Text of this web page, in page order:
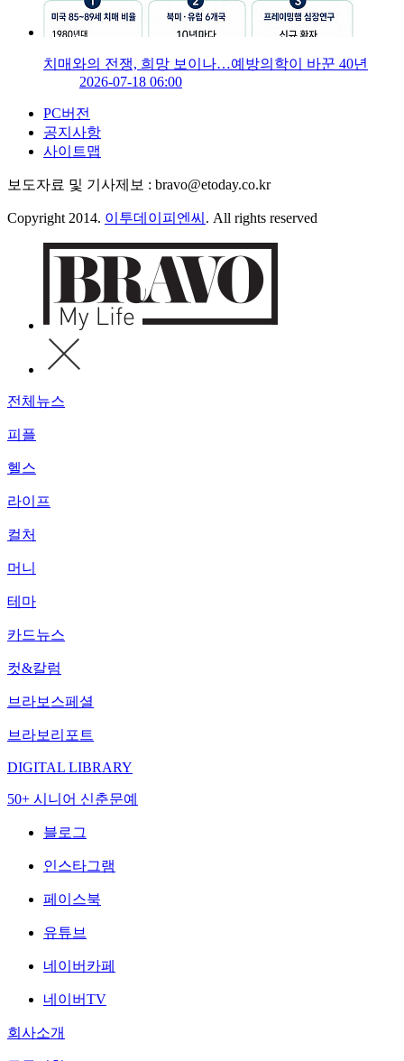
치매와의 전쟁, 희망 보이나…예방의학이 바꾼 40년
2026-07-18 06:00
PC버전
공지사항
사이트맵
보도자료 및 기사제보 : bravo@etoday.co.kr
Copyright 2014. 이투데이피엔씨 . All rights reserved
전체뉴스
피플
헬스
라이프
컬처
머니
테마
카드뉴스
컷&칼럼
브라보스페셜
브라보리포트
DIGITAL LIBRARY
50+ 시니어 신춘문예
블로그
인스타그램
페이스북
유튜브
네이버카페
네이버TV
회사소개